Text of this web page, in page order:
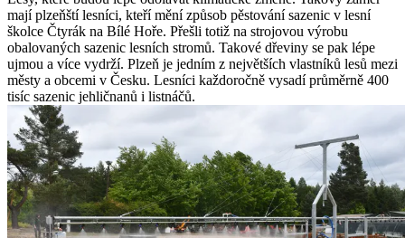
mají plzeňští lesníci, kteří mění způsob pěstování sazenic v lesní
školce Čtyrák na Bílé Hoře. Přešli totiž na strojovou výrobu
obalovaných sazenic lesních stromů. Takové dřeviny se pak lépe
ujmou a více vydrží. Plzeň je jedním z největších vlastníků lesů mezi
městy a obcemi v Česku. Lesníci každoročně vysadí průměrně 400
tisíc sazenic jehličnanů i listnáčů.